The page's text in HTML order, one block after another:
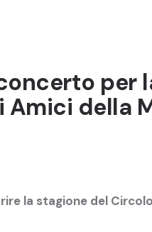
per
Amici della
la stagione del